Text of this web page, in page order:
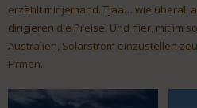
erzählt mir jemand. Tjaa… wie überall
dirigieren die Preise. Und hier, mit im
Australien, Solarstrom einzustellen
Firmen.